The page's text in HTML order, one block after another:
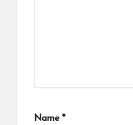
Name *